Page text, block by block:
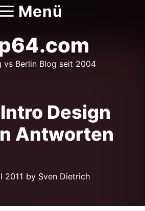
Menü
vs Berlin Blog seit 2004
Design
Antworten
2011 by Sven Dietrich